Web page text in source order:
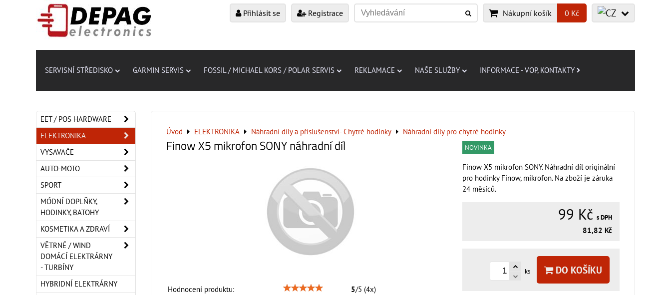
Přihlásit se Registrace Nákupní košík 0 Kč
SERVISNÍ STŘEDISKO GARMIN SERVIS FOSSIL / MICHAEL KORS / POLAR SERVIS REKLAMACE NAŠE SLUŽBY INFORMACE - VOP, KONTAKTY
Úvod ELEKTRONIKA Náhradní díly a příslušenství- Chytré hodinky Náhradní díly pro chytré hodinky
Finow X5 mikrofon SONY náhradní díl
Hodnocení produktu: 5/5 (4x)
NOVINKA
Finow X5 mikrofon SONY. Náhradní díl originální
pro hodinky Finow, mikrofon. Na zboží je záruka
24 měsíců.
99 Kč s DPH
81,82 Kč
ks DO KOŠÍKU
EET / POS HARDWARE
ELEKTRONIKA
VYSAVAČE
AUTO-MOTO
SPORT
MÓDNÍ DOPLŇKY,
HODINKY, BATOHY
KOSMETIKA A ZDRAVÍ
VĚTRNÉ / WIND
DOMÁCÍ ELEKTRÁRNY
- TURBÍNY
HYBRIDNÍ ELEKTRÁRNY